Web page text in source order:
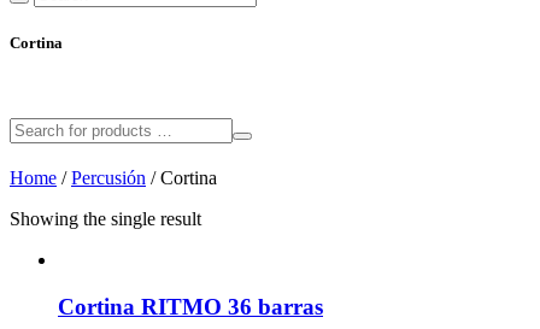
Cortina
Home /Percusión / Cortina
Showing the single result
Cortina RITMO 36 barras